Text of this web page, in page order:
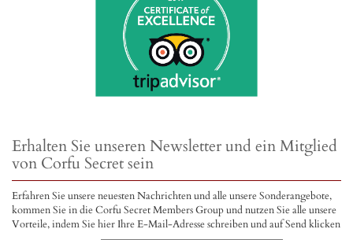
Erhalten Sie unseren Newsletter und ein Mitglied
von Corfu Secret sein
Erfahren Sie unsere neuesten Nachrichten und alle unsere Sonderangebote,
kommen Sie in die Corfu Secret Members Group und nutzen Sie alle unsere
Vorteile, indem Sie hier Ihre E-Mail-Adresse schreiben und auf Send klicken